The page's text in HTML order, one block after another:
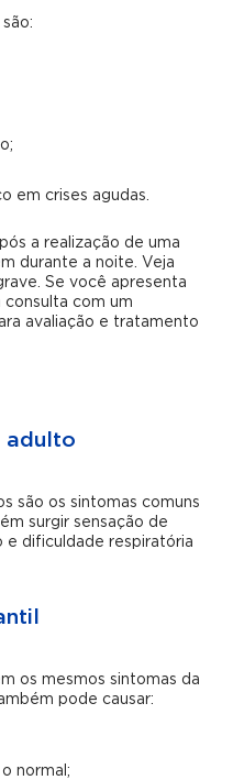
em crises agudas.
a realização de uma
durante a noite. Veja
Se você apresenta
consulta com um
avaliação e tratamento
adulto
são os sintomas comuns
surgir sensação de
dificuldade respiratória
os mesmos sintomas da
pode causar:
normal;